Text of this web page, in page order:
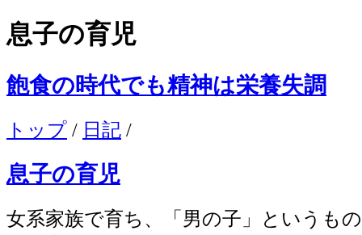
息子の育児
飽食の時代でも精神は栄養失調
トップ / 日記 /
息子の育児
女系家族で育ち、「男の子」というも